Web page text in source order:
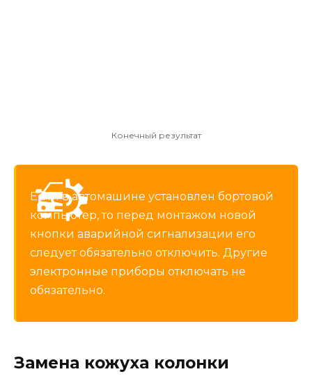
Конечный результат
Если в автомашине установлен бортовой
компьютер, то перед монтажом новой
кнопки аварийной сигнализации его
следует обязательно отключить. Другие
электронные приборы отключать не
обязательно.
Замена кожуха колонки